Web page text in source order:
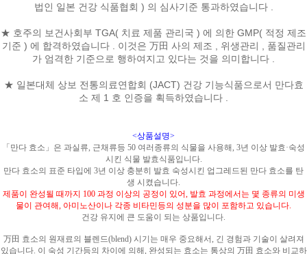
법인 일본 건강 식품협회 ) 의 심사기준 통과하였습니다 .
★ 호주의 보건사회부 TGA( 치료 제품 관리국 ) 에 의한 GMP( 적정 제조
기준 ) 에 합격하였습니다 . 이것은 万田 사의 제조 , 위생관리 , 품질관리
가 엄격한 기준으로 행하여지고 있다는 것을 의미합니다 .
★ 일본대체 상보 전통의료연합회 (JACT) 건강 기능식품으로서 만다효
소 제 1 호 인증을 획득하였습니다 .
<상품설명>
「만다 효소」은 과실류, 근채류등 50 여러종류의 식물을 사용해, 3년 이상 발효·숙성
시킨 식물 발효식품입니다.
만다 효소의 표준 타입에 3년 이상 충분히 발효 숙성시킨 업그레드된 만다 효소를 탄
생 시켰습니다.
제품이 완성될 때까지 100 과정 이상의 공정이 있어, 발효 과정에서는 몇 종류의 미생
물이 관여해, 아미노산이나 각종 비타민등의 성분을 많이 포함하고 있습니다.
건강 유지에 큰 도움이 되는 상품입니다.
万田 효소의 원재료의 블렌드(blend) 시기는 매우 중요해서, 긴 경험과 기술이 살려져
있습니다. 이 숙성 기간등의 차이에 의해, 완성되는 효소는 통상의 万田 효소와 비교하